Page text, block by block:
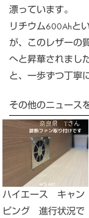
漂っています。
リチウム600Ahと
が、このレザーの
へと昇華されまし
と、一歩ずつ丁寧
その他のニュース
ハイエース キャン
ピング 進行状況で